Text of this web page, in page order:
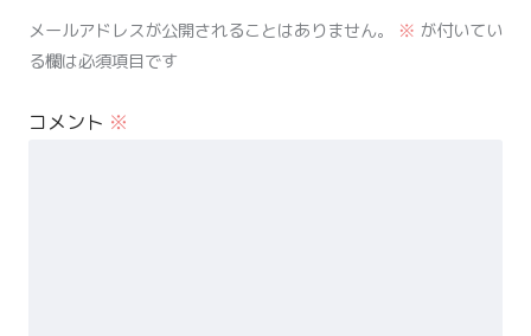
メールアドレスが公開されることはありません。 ※ が付いてい
る欄は必須項目です
コメント ※